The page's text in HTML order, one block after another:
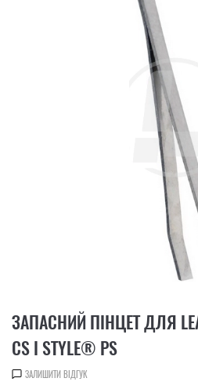
ЗАПАСНИЙ ПІНЦЕТ ДЛЯ
CS І STYLE® PS
ЗАЛИШИТИ ВІДГУК